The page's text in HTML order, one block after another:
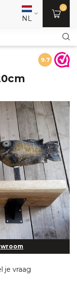
NL
0
9.7
je vraag